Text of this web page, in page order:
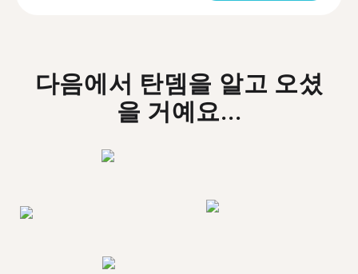
다음에서 탄뎀을 알고 오셨
을 거예요...